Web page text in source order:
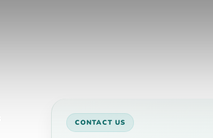
CONTACT US